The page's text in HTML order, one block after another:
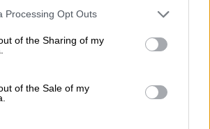
website/app uses one or more Google
or usage behaviour. You may click to
to Google and its third-party tags to
specified purposes in below Google
Processing Opt Outs
of the Sharing of my
of the Sale of my
«αέρας» του MEGA, με τον
Κρατικού Νίκαιας,
να ανταλλάσσουν βαριές